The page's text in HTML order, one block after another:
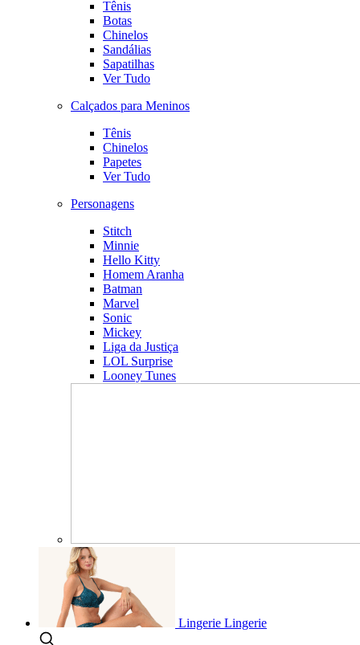
Tênis
Botas
Chinelos
Sandálias
Sapatilhas
Ver Tudo
Calçados para Meninos
Tênis
Chinelos
Papetes
Ver Tudo
Personagens
Stitch
Minnie
Hello Kitty
Homem Aranha
Batman
Marvel
Sonic
Mickey
Liga da Justiça
LOL Surprise
Looney Tunes
Lingerie Lingerie